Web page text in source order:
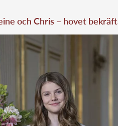
och Chris – hovet